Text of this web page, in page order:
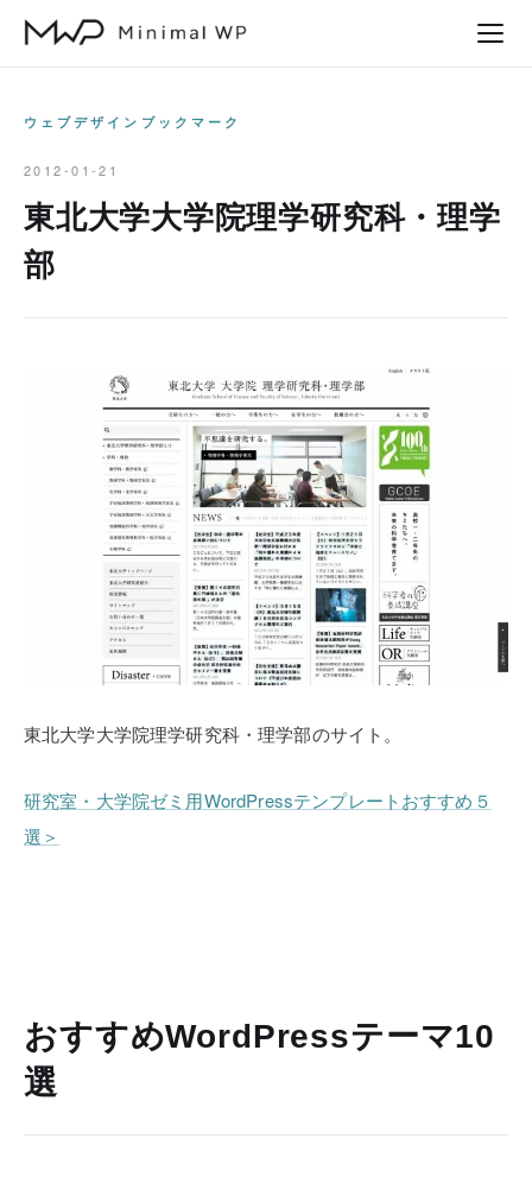
ウェブデザインブックマーク
2012-01-21
東北大学大学院理学研究科・理学
部
東北大学大学院理学研究科・理学部のサイト。
研究室・大学院ゼミ用WordPressテンプレートおすすめ５
選＞
おすすめWordPressテーマ10
選